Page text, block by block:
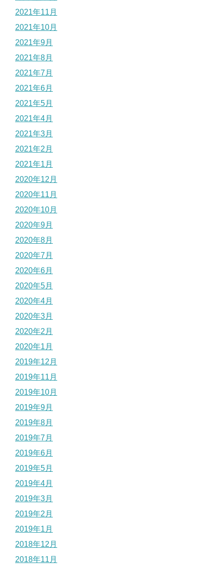
2021年11月
2021年10月
2021年9月
2021年8月
2021年7月
2021年6月
2021年5月
2021年4月
2021年3月
2021年2月
2021年1月
2020年12月
2020年11月
2020年10月
2020年9月
2020年8月
2020年7月
2020年6月
2020年5月
2020年4月
2020年3月
2020年2月
2020年1月
2019年12月
2019年11月
2019年10月
2019年9月
2019年8月
2019年7月
2019年6月
2019年5月
2019年4月
2019年3月
2019年2月
2019年1月
2018年12月
2018年11月